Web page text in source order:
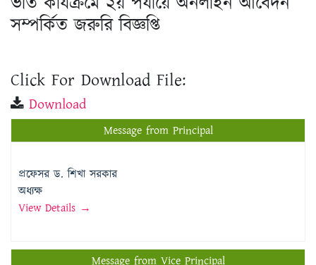
সম্পর্কিত জরুরি বিজ্ঞপ্তি
Click For Download File:
Download
Message from Principal
প্রফেসর ড. শিখা সরকার
অধ্যক্ষ
View Details →
Message from Vice Principal